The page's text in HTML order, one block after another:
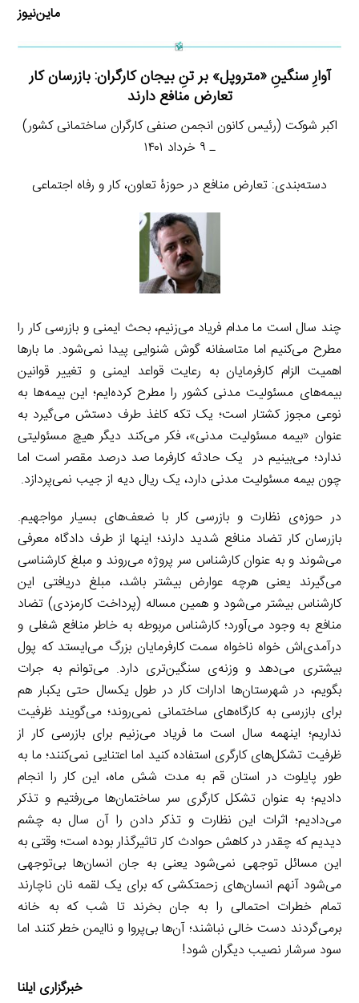
ماین‌نیوز
آوارِ سنگینِ «متروپل» بر تنِ بیجان کارگران: بازرسان کار
تعارض منافع دارند
اکبر شوکت (رئیس کانون انجمن صنفی کارگران ساختمانی کشور)
ـ ۹ خرداد ۱۴۰۱
دسته‌بندی: تعارض منافع در حوزۀ تعاون، کار و رفاه اجتماعی
چند سال است ما مدام فریاد می‌زنیم، بحث ایمنی و بازرسی کار را
مطرح می‌کنیم اما متاسفانه گوش شنوایی پیدا نمی‌شود. ما بارها
اهمیت الزام کارفرمایان به رعایت قواعد ایمنی و تغییر قوانین
بیمه‌های مسئولیت مدنی کشور را مطرح کرده‌ایم؛ این بیمه‌ها به
نوعی مجوز کشتار است؛ یک تکه کاغذ طرف دستش می‌گیرد به
عنوان «بیمه مسئولیت مدنی»، فکر می‌کند دیگر هیچ مسئولیتی
ندارد؛ می‌بینیم در یک حادثه کارفرما صد درصد مقصر است اما
چون بیمه مسئولیت مدنی دارد، یک ریال دیه از جیب نمی‌پردازد.
در حوزه‌ی نظارت و بازرسی کار با ضعف‌های بسیار مواجهیم.
بازرسان کار تضاد منافع شدید دارند؛ اینها از طرف دادگاه معرفی
می‌شوند و به عنوان کارشناس سر پروژه می‌روند و مبلغ کارشناسی
می‌گیرند یعنی هرچه عوارض بیشتر باشد، مبلغ دریافتی این
کارشناس بیشتر می‌شود و همین مساله (پرداخت کارمزدی) تضاد
منافع به وجود می‌آورد؛ کارشناس مربوطه به خاطر منافع شغلی و
درآمدی‌اش خواه ناخواه سمت کارفرمایان بزرگ می‌ایستد که پول
بیشتری می‌دهد و وزنه‌ی سنگین‌تری دارد. می‌توانم به جرات
بگویم، در شهرستان‌ها ادارات کار در طول یکسال حتی یکبار هم
برای بازرسی به کارگاه‌های ساختمانی نمی‌روند؛ می‌گویند ظرفیت
نداریم؛ اینهمه سال است ما فریاد می‌زنیم برای بازرسی کار از
ظرفیت تشکل‌های کارگری استفاده کنید اما اعتنایی نمی‌کنند؛ ما به
طور پایلوت در استان قم به مدت شش ماه، این کار را انجام
دادیم؛ به عنوان تشکل کارگری سر ساختمان‌ها می‌رفتیم و تذکر
می‌دادیم؛ اثرات این نظارت و تذکر دادن را آن سال به چشم
دیدیم که چقدر در کاهش حوادث کار تاثیرگذار بوده است؛ وقتی به
این مسائل توجهی نمی‌شود یعنی به جان انسان‌ها بی‌توجهی
می‌شود آنهم انسان‌های زحمتکشی که برای یک لقمه نان ناچارند
تمام خطرات احتمالی را به جان بخرند تا شب که به خانه
برمی‌گردند دست خالی نباشند؛ آن‌ها بی‌پروا و ناایمن خطر کنند اما
سود سرشار نصیب دیگران شود!
خبرگزاری ایلنا